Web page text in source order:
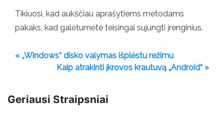
Tikiuosi, kad aukščiau aprašytiems metodams
pakaks, kad galėtumėte teisingai sujungti įrenginius.
« „Windows“ disko valymas išplėstu režimu
Kaip atrakinti įkrovos krautuvą „Android“ »
Geriausi Straipsniai